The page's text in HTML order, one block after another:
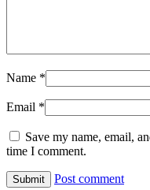
Name *
Email *
Save my name, email,
time I comment.
Post comment